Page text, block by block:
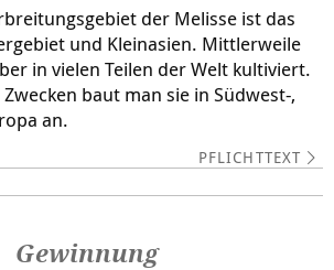
der Melisse ist das
und Kleinasien. Mittlerweile
in vielen Teilen der Welt kultiviert.
baut man sie in Südwest-,
an.
PFLICHTTEXT
Gewinnung